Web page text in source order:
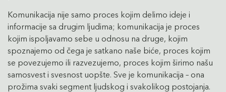
Komunikacija nije samo proces kojim delimo ideje i
informacije sa drugim ljudima; komunikacija je proces
kojim ispoljavamo sebe u odnosu na druge, kojim
spoznajemo od čega je satkano naše biće, proces kojim
se povezujemo ili razvezujemo, proces kojim širimo našu
samosvest i svesnost uopšte. Sve je komunikacija – ona
prožima svaki segment ljudskog i svakolikog postojanja.